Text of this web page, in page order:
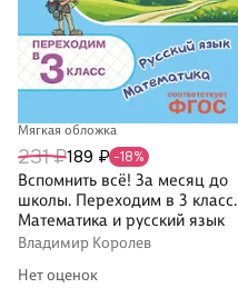
Мягкая обложка
231 ₽189 ₽ -18%
Вспомнить всё! За месяц до
школы. Переходим в 3 класс.
Математика и русский язык
Владимир Королев
Нет оценок